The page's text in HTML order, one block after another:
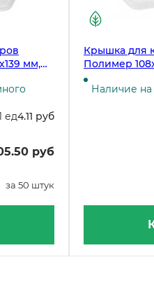
мм,
ед4.11 руб
руб
за 50 штук
Крышка для
Полимер
115х90 мм,
Наличие на